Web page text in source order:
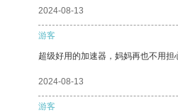
2024-08-13
游客
超级好用的加速器，妈妈再也不用担
2024-08-13
游客